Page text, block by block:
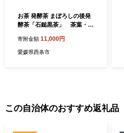
お茶 発酵茶 まぼろしの後発
酵茶「石鎚黒茶」 茶葉・テ
り） 愛媛県西条市 いしづ
ちくろちゃ さつき会
寄附金額 11,000円
愛媛県西条市
この自治体のおすすめ返礼品